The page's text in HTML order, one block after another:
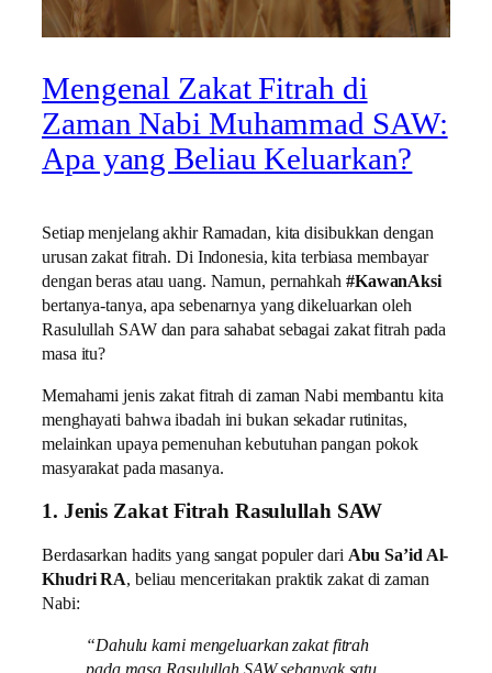
Mengenal Zakat Fitrah di
Zaman Nabi Muhammad SAW:
Apa yang Beliau Keluarkan?
Setiap menjelang akhir Ramadan, kita disibukkan dengan
urusan zakat fitrah. Di Indonesia, kita terbiasa membayar
dengan beras atau uang. Namun, pernahkah #KawanAksi
bertanya-tanya, apa sebenarnya yang dikeluarkan oleh
Rasulullah SAW dan para sahabat sebagai zakat fitrah pada
masa itu?
Memahami jenis zakat fitrah di zaman Nabi membantu kita
menghayati bahwa ibadah ini bukan sekadar rutinitas,
melainkan upaya pemenuhan kebutuhan pangan pokok
masyarakat pada masanya.
1. Jenis Zakat Fitrah Rasulullah SAW
Berdasarkan hadits yang sangat populer dari Abu Sa’id Al-
Khudri RA, beliau menceritakan praktik zakat di zaman
Nabi:
“Dahulu kami mengeluarkan zakat fitrah